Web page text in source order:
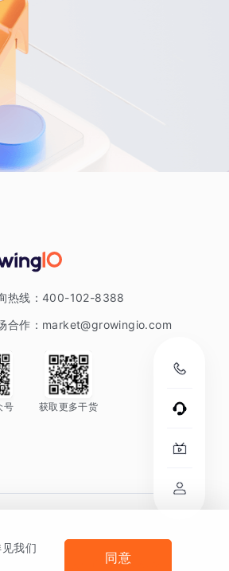
热线： 400-102-8388
合作： market@growingio.com
号 获取更多干货
法律声明及隐私条款
我们
同意